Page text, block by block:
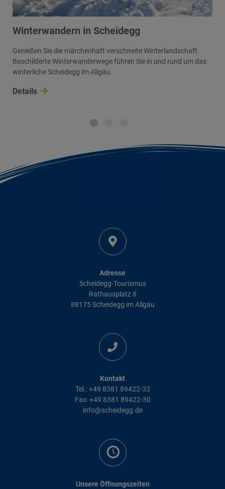
Winterwandern in Scheidegg
Genießen Sie die märchenhaft verschneite Winterlandschaft.
Beschilderte Winterwanderwege führen Sie in und rund um das
winterliche Scheidegg im Allgäu.
Details
Adresse
Scheidegg-Tourismus
Rathausplatz 8
88175 Scheidegg im Allgäu
Kontakt
Tel.: +49 8381 89422-33
Fax: +49 8381 89422-30
info@scheidegg.de
Unsere Öffnungszeiten